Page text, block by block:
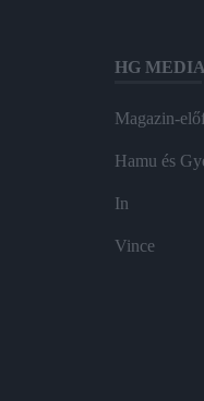
HG MEDIA
Magazin-
Hamu és
In
Vince